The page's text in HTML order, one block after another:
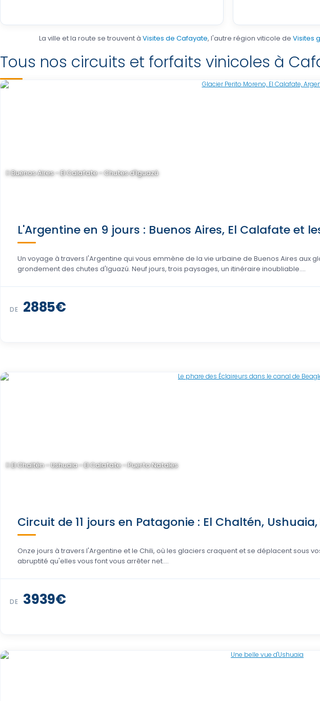
La ville et la route se trouvent à Visites de Cafayate, l'autre région viticole de Visites
Tous nos circuits et forfaits vinicoles à
Buenos Aires - El Calafate - Chutes d'Iguazú
L'Argentine en 9 jours : Buenos Aires, El Calafate et
Un voyage à travers l'Argentine qui vous emmène de la vie urbaine de Buenos Aires aux
grondement des chutes d'Iguazú. Neuf jours, trois paysages, un itinéraire inoubliable….
DE USD 3.333
El Chaltén - Ushuaia - El Calafate - Puerto Natales
Circuit de 11 jours en Patagonie : El Chaltén,
Onze jours à travers l'Argentine et le Chili, où les glaciers craquent et se déplacent sous
abruptité qu'elles vous font vous arrêter net….
DE USD 4.551